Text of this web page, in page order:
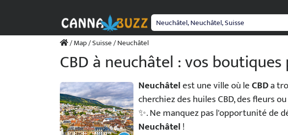
/Map/Suisse/ Neuchâtel
CBD à neuchâtel : vos boutiques
Neuchâtelest une ville où leCBDa
cherchiez des huiles CBD, des fleurs
✨. Ne manquez pas l'opportunité de
Neuchâtel!